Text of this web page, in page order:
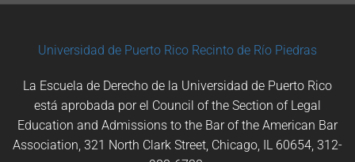
Universidad de Puerto Rico Recinto de Río Piedras
La Escuela de Derecho de la Universidad de Puerto Rico
está aprobada por el Council of the Section of Legal
Education and Admissions to the Bar of the American Bar
Association, 321 North Clark Street, Chicago, IL 60654, 312-